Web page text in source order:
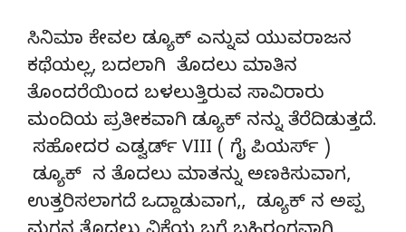
ಸಿನಿಮಾ ಕೇವಲ ಡ್ಯೂಕ್ ಎನ್ನುವ ಯುವರಾಜನ
ಕಥೆಯಲ್ಲ, ಬದಲಾಗಿ ತೊದಲು ಮಾತಿನ
ತೊಂದರೆಯಿಂದ ಬಳಲುತ್ತಿರುವ ಸಾವಿರಾರು
ಮಂದಿಯ ಪ್ರತೀಕವಾಗಿ ಡ್ಯೂಕ್ ನನ್ನು ತೆರೆದಿಡುತ್ತದೆ.
ಸಹೋದರ ಎಡ್ವರ್ಡ್ VIII ( ಗೈ ಪಿಯರ್ಸ್ )
ಡ್ಯೂಕ್ ನ ತೊದಲು ಮಾತನ್ನು ಅಣಕಿಸುವಾಗ,
ಉತ್ತರಿಸಲಾಗದೆ ಒದ್ದಾಡುವಾಗ,, ಡ್ಯೂಕ್ ನ ಅಪ್ಪ